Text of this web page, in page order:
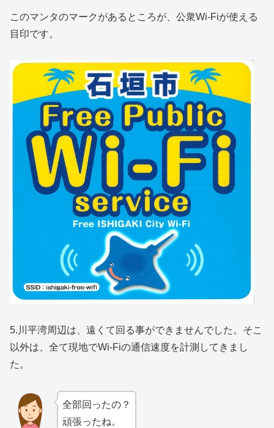
このマンタのマークがあるところが、公衆Wi-Fiが使える
目印です。
5.川平湾周辺は、遠くて回る事ができませんでした。そこ
以外は、全て現地でWi-Fiの通信速度を計測してきまし
た。
全部回ったの？
頑張ったね。